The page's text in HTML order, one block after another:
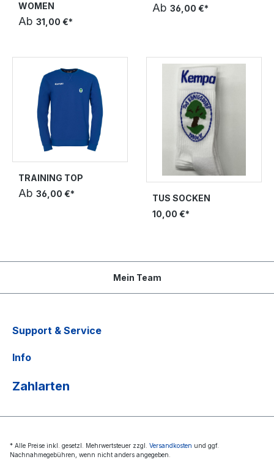
WOMEN
Ab 31,00 €*
Ab 36,00 €*
TRAINING TOP
Ab 36,00 €*
TUS SOCKEN
10,00 €*
Mein Team
Support & Service
Info
Zahlarten
* Alle Preise inkl. gesetzl. Mehrwertsteuer zzgl. Versandkosten und ggf.
Nachnahmegebühren, wenn nicht anders angegeben.